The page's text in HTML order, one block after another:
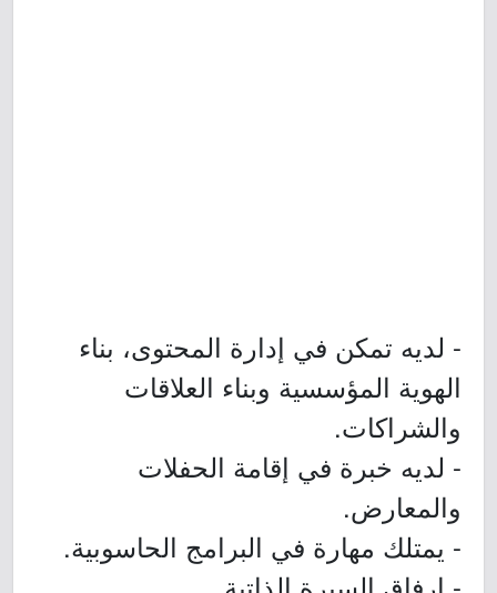
- لديه تمكن في إدارة المحتوى، بناء
الهوية المؤسسية وبناء العلاقات
والشراكات.
- لديه خبرة في إقامة الحفلات
والمعارض.
- يمتلك مهارة في البرامج الحاسوبية.